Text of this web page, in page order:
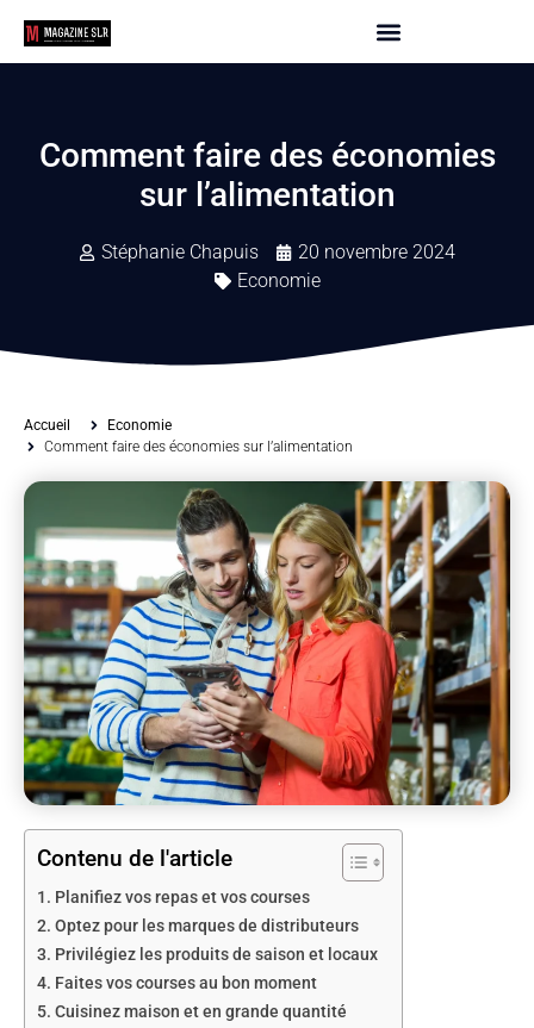
Comment faire des économies
sur l’alimentation
Stéphanie Chapuis
20 novembre 2024
Economie
Accueil
Economie
Comment faire des économies sur l’alimentation
Contenu de l'article
Planifiez vos repas et vos courses
Optez pour les marques de distributeurs
Privilégiez les produits de saison et locaux
Faites vos courses au bon moment
Cuisinez maison et en grande quantité